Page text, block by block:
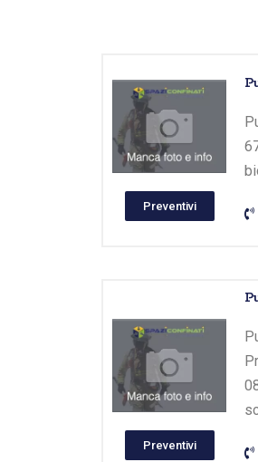
Preventivi
Preventivi